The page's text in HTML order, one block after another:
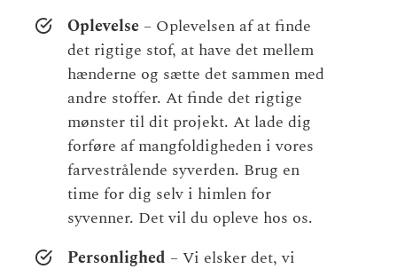
Oplevelse – Oplevelsen af at finde
det rigtige stof, at have det mellem
hænderne og sætte det sammen med
andre stoffer. At finde det rigtige
mønster til dit projekt. At lade dig
forføre af mangfoldigheden i vores
farvestrålende syverden. Brug en
time for dig selv i himlen for
syvenner. Det vil du opleve hos os.
Personlighed – Vi elsker det, vi